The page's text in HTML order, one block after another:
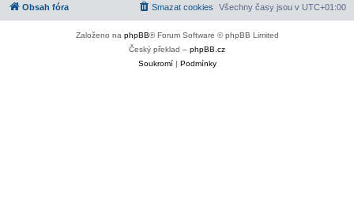
Obsah fóra Všechny časy jsou v UTC+01:00
Smazat cookies
Založeno na phpBB® Forum Software © phpBB Limited
Český překlad – phpBB.cz
Soukromí| Podmínky